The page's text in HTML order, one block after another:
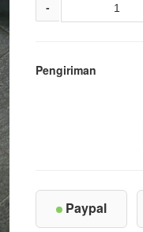
-
Pengiriman
Paypal